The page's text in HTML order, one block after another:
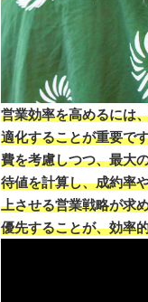
営業効率を高めるには
適化することが重要で
費を考慮しつつ、最大
待値を計算し、成約率
上させる営業戦略が求
優先することが、効率